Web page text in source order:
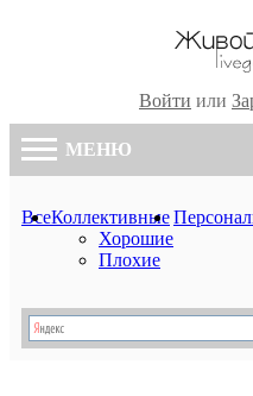
Войти или
МЕНЮ
ВсеКоллективные
Хорошие
Плохие